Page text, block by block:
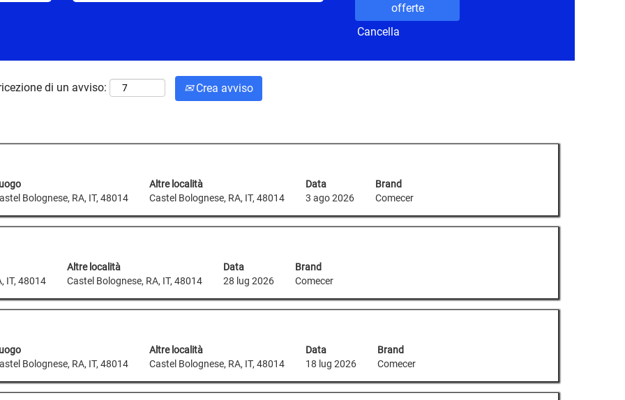
Cancella
di un avviso: Crea avviso
Bolognese, RA, IT, 48014
Altre località
Castel Bolognese, RA, IT, 48014
Data
3 ago 2026
Brand
Comecer
IT, 48014
Altre località
Castel Bolognese, RA, IT, 48014
Data
28 lug 2026
Brand
Comecer
Bolognese, RA, IT, 48014
Altre località
Castel Bolognese, RA, IT, 48014
Data
18 lug 2026
Brand
Comecer